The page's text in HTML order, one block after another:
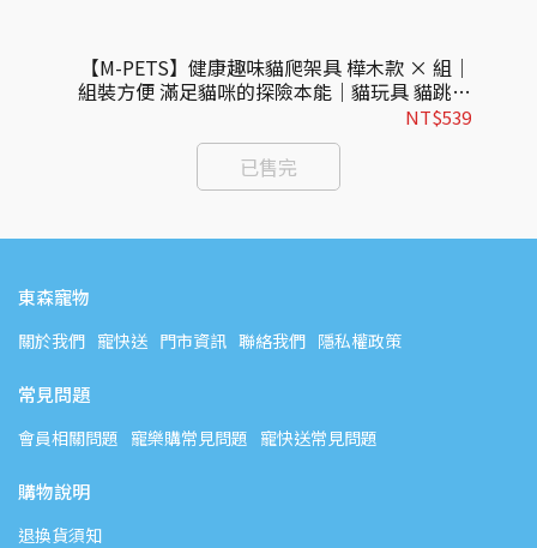
【M-PETS】健康趣味貓爬架具 樺木款 × 組｜
組裝方便 滿足貓咪的探險本能｜貓玩具 貓跳台
玩具 逗貓玩具 梳理毛髮 紓壓磨爪
NT$539
已售完
東森寵物
關於我們 寵快送 門市資訊 聯絡我們 隱私權政策
常見問題
會員相關問題 寵樂購常見問題 寵快送常見問題
購物說明
退換貨須知